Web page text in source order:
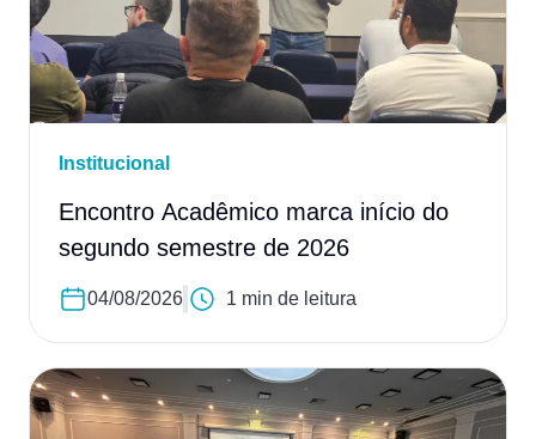
Institucional
Encontro Acadêmico marca início do
segundo semestre de 2026
04/08/2026 1 min de leitura